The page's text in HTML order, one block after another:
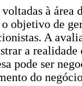
voltadas à área
objetivo de
A
a
pode ser
do